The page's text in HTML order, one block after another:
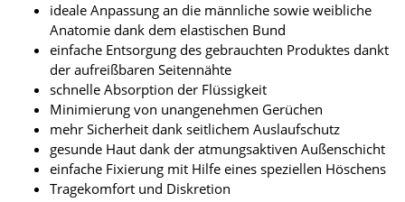
ideale Anpassung an die männliche sowie weibliche
Anatomie dank dem elastischen Bund
einfache Entsorgung des gebrauchten Produktes dankt
der aufreißbaren Seitennähte
schnelle Absorption der Flüssigkeit
Minimierung von unangenehmen Gerüchen
mehr Sicherheit dank seitlichem Auslaufschutz
gesunde Haut dank der atmungsaktiven Außenschicht
einfache Fixierung mit Hilfe eines speziellen Höschens
Tragekomfort und Diskretion